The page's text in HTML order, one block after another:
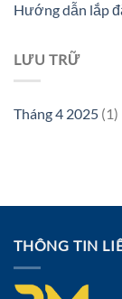
Hướng dẫn lắp
LƯU TRỮ
Tháng 4 2025 (1)
THÔNG TIN